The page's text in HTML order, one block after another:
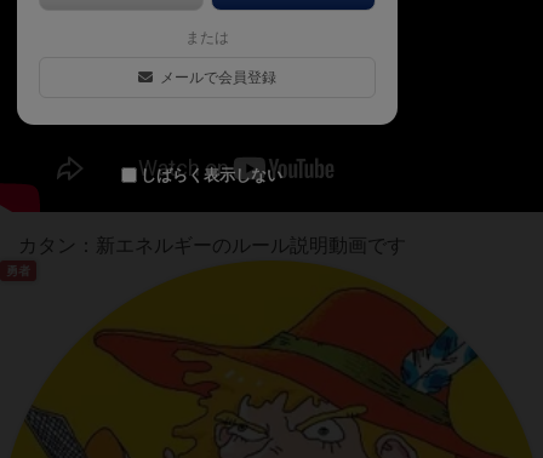
カタン：新エネルギーのルール説明動画です
勇者
または
メールで会員登録
しばらく表示しない